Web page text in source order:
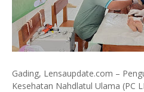
Gading, Lensaupdate.com –
Kesehatan Nahdlatul Ulama (PC